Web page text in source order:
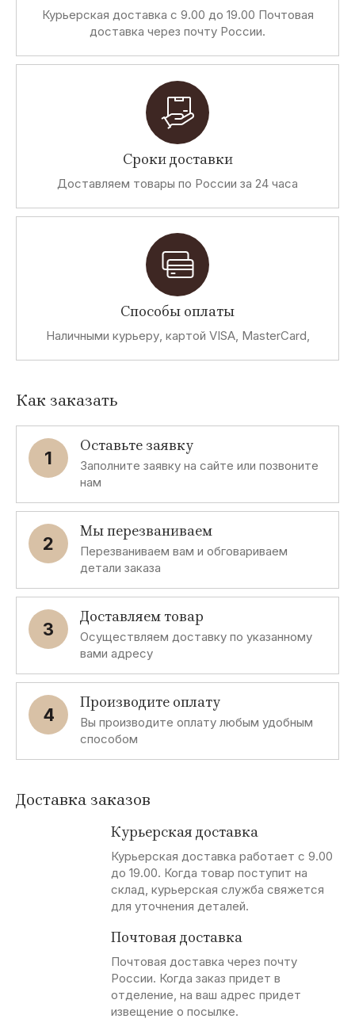
Курьерская доставка с 9.00 до 19.00 Почтовая
доставка через почту России.
Сроки доставки
Доставляем товары по России за 24 часа
Способы оплаты
Наличными курьеру, картой VISA, MasterCard,
Как заказать
1
Оставьте заявку
Заполните заявку на сайте или позвоните
нам
2
Мы перезваниваем
Перезваниваем вам и обговариваем
детали заказа
3
Доставляем товар
Осуществляем доставку по указанному
вами адресу
4
Производите оплату
Вы производите оплату любым удобным
способом
Доставка заказов
Курьерская доставка
Курьерская доставка работает с 9.00
до 19.00. Когда товар поступит на
склад, курьерская служба свяжется
для уточнения деталей.
Почтовая доставка
Почтовая доставка через почту
России. Когда заказ придет в
отделение, на ваш адрес придет
извещение о посылке.